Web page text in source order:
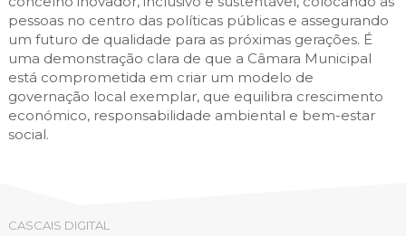
pessoas no centro das políticas públicas e assegurando
um futuro de qualidade para as próximas gerações. É
uma demonstração clara de que a Câmara Municipal
está comprometida em criar um modelo de
governação local exemplar, que equilibra crescimento
económico, responsabilidade ambiental e bem-estar
social.
CASCAIS DIGITAL